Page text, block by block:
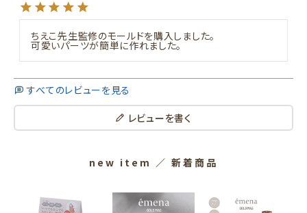
ちえこ先生監修のモールドを購入しました。
可愛いパーツが簡単に作れました。
すべてのレビューを見る
レビューを書く
new item ／ 新着商品